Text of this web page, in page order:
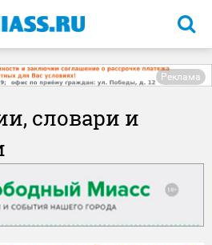
Реклама
словари и